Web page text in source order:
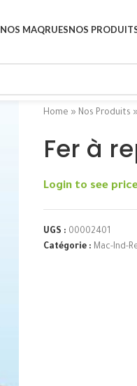
NOS MAQRUESNOS
Home » Nos Produits »
Fer à
Login to see
UGS : 00002401
Catégorie : Mac-Ind-